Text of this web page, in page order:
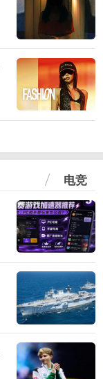
电竞